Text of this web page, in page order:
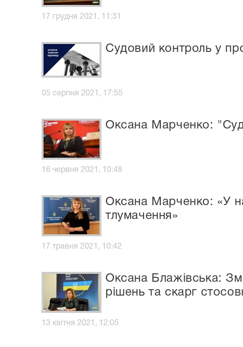
17 грудня 2021, 11:31
Судовий контроль у
05 серпня 2021, 17:55
Оксана Марченко:
16 червня 2021, 10:48
Оксана Марченко: «У
тлумачення»
17 травня 2021, 10:42
Оксана Блажівська:
рішень та скарг
13 квітня 2021, 12:05